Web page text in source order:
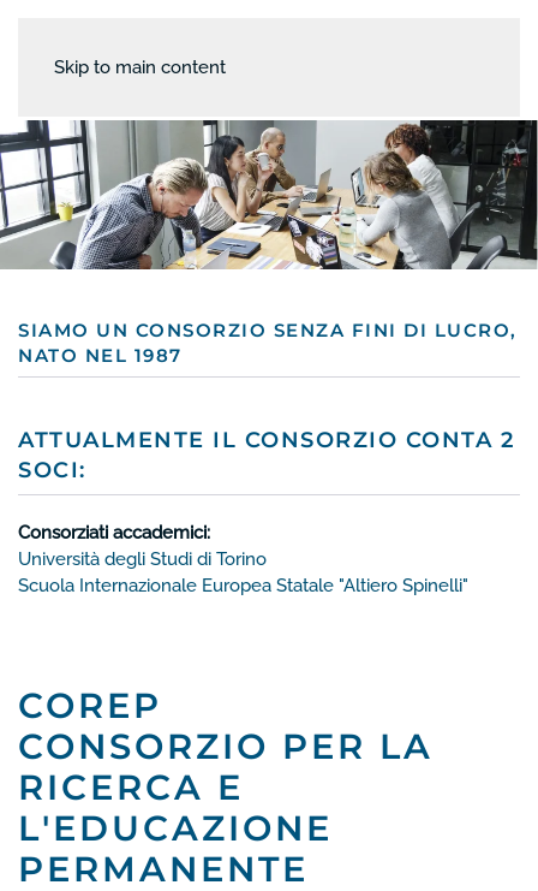
Skip to main content
SIAMO UN CONSORZIO SENZA FINI DI LUCRO,
NATO NEL 1987
ATTUALMENTE IL CONSORZIO CONTA 2
SOCI:
Consorziati accademici:
Università degli Studi di Torino
Scuola Internazionale Europea Statale "Altiero Spinelli"
COREP
CONSORZIO PER LA
RICERCA E
L'EDUCAZIONE
PERMANENTE